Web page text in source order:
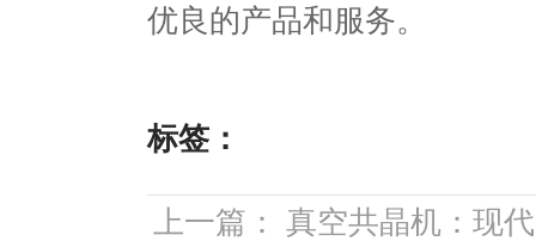
优良的产品和服务。
标签：
上一篇： 真空共晶机：现